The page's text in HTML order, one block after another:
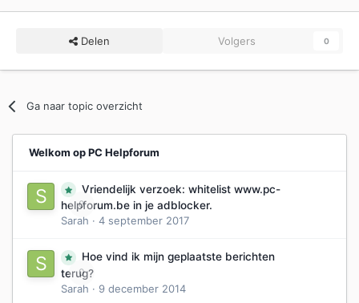
Delen Volgers 0
Ga naar topic overzicht
Welkom op PC Helpforum
0
Vriendelijk verzoek: whitelist www.pc-
helpforum.be in je adblocker.
Sarah · 4 september 2017
0
Hoe vind ik mijn geplaatste berichten
terug?
Sarah · 9 december 2014